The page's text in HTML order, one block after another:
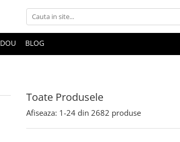
BLOG
Toate Produsele
Afiseaza: 1-24 din 2682 produse